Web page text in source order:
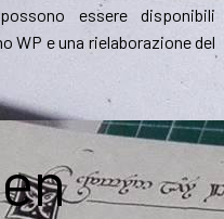
essere disponibili
WP e una rielaborazione del